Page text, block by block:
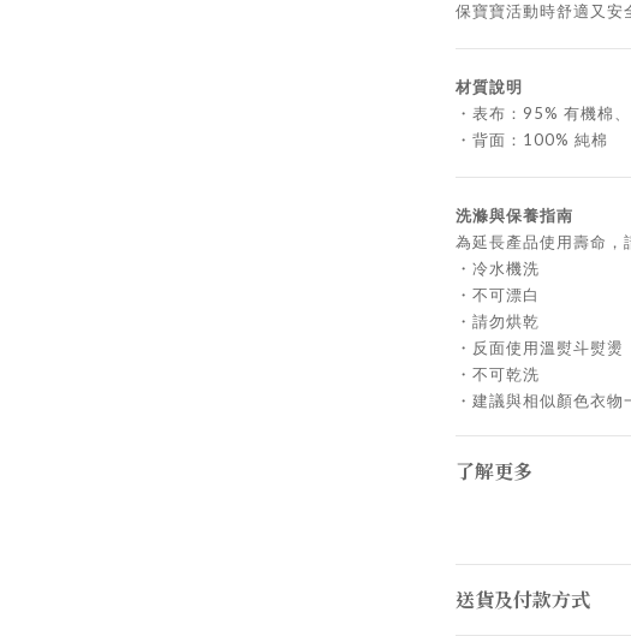
保寶寶活動時舒適又安
材質說明
・表布：95% 有機棉
・背面：100% 純棉
洗滌與保養指南
為延長產品使用壽命，
・冷水機洗
・不可漂白
・請勿烘乾
・反面使用溫熨斗熨燙
・不可乾洗
・建議與相似顏色衣物
了解更多
送貨及付款方式